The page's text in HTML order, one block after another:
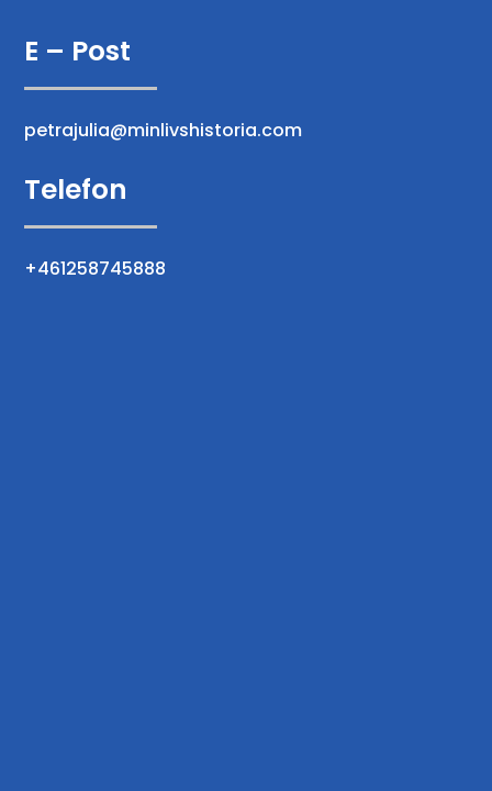
E – Post
petrajulia@minlivshistoria.com
Telefon
+461258745888